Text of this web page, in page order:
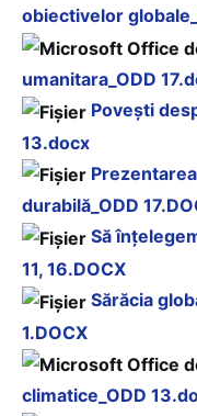
obiectivelor
umanitara_ODD
Poveşti
13.docx
durabilă_ODD
Să
11, 16.DOCX
Sărăcia
1.DOCX
climatice_ODD